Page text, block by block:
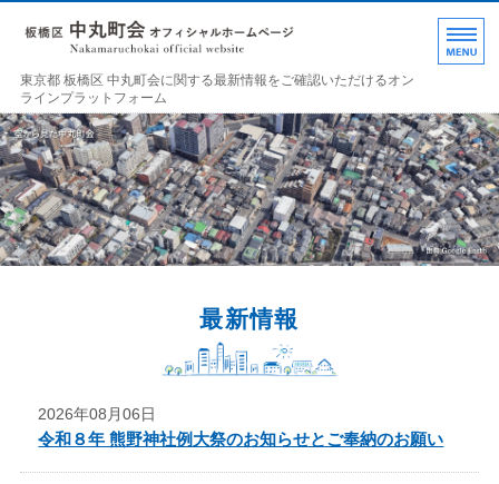
東京都 板橋区 中丸町
東京都 板橋区 中丸町会に関する最新情報をご確認いただけるオン
ラインプラットフォーム
ホーム
各部の紹介
中丸町会について
最新情報
2026年08月06日
令和８年 熊野神社例大祭のお知らせとご奉納のお願い